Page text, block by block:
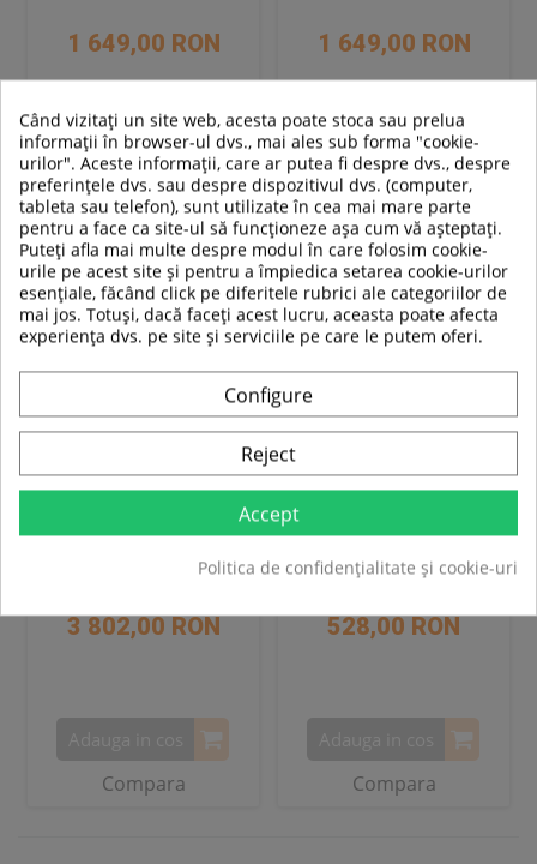
1 649,00 RON
Adauga in cos
Compara
1 649,00 RON
Adauga in cos
Compara
Masa Tenis Joola Transport
3 802,00 RON
Compara
528,00 RON
Compara
Când vizitați un site web, acesta poate stoca sau prelua
informații în browser-ul dvs., mai ales sub forma "cookie-
urilor". Aceste informații, care ar putea fi despre dvs., despre
preferințele dvs. sau despre dispozitivul dvs. (computer,
tableta sau telefon), sunt utilizate în cea mai mare parte
pentru a face ca site-ul să funcționeze așa cum vă așteptați.
Puteți afla mai multe despre modul în care folosim cookie-
urile pe acest site și pentru a împiedica setarea cookie-urilor
esențiale, făcând click pe diferitele rubrici ale categoriilor de
mai jos. Totuși, dacă faceți acest lucru, aceasta poate afecta
experiența dvs. pe site și serviciile pe care le putem oferi.
Configure
Reject
Accept
Politica de confidențialitate și cookie-uri